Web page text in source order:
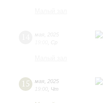
15 мая 2025
19:00 Чт